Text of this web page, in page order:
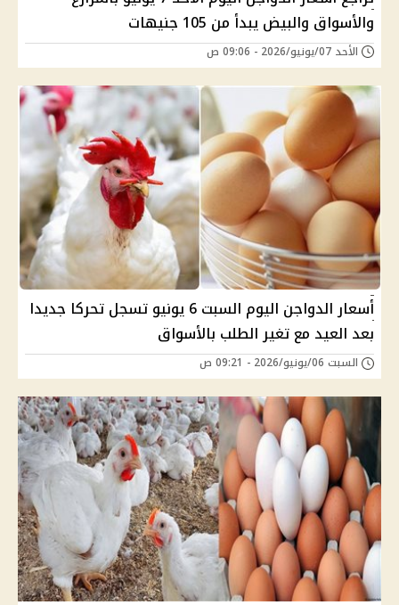
والأسواق والبيض يبدأ من 105 جنيهات
الأحد 07/يونيو/2026 - 09:06 ص
أسعار الدواجن اليوم السبت 6 يونيو تسجل تحركا جديدا
بعد العيد مع تغير الطلب بالأسواق
السبت 06/يونيو/2026 - 09:21 ص